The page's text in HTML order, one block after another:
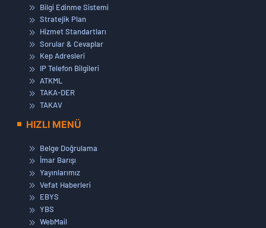
Bilgi Edinme Sistemi
Stratejik Plan
Hizmet Standartları
Sorular & Cevaplar
Kep Adresleri
IP Telefon Bilgileri
ATKML
TAKA-DER
TAKAV
HIZLI MENÜ
Belge Doğrulama
İmar Barışı
Yayınlarımız
Vefat Haberleri
EBYS
YBS
WebMail